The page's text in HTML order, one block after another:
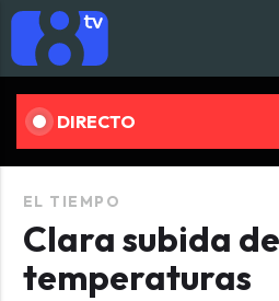
DIRECTO
EL TIEMPO
Clara subida
temperaturas